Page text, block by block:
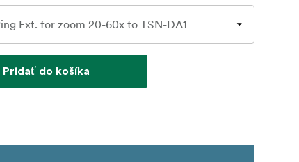
Pridať do košíka